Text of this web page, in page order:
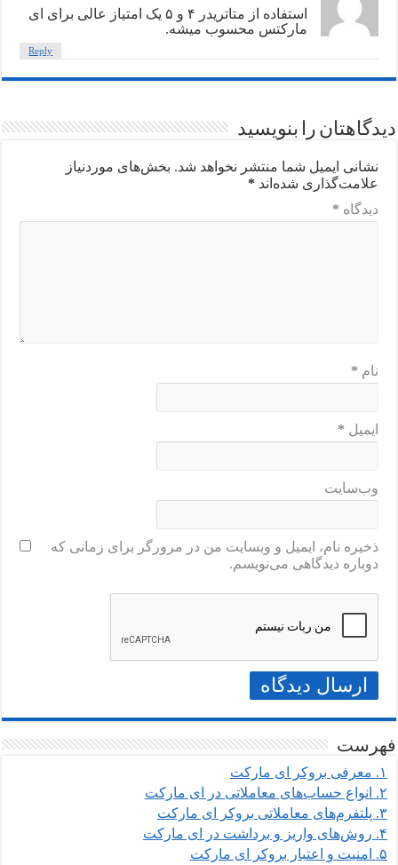
استفاده از متاتریدر ۴ و ۵ یک امتیاز عالی برای ای
مارکتس محسوب میشه.
Reply
دیدگاهتان را بنویسید
نشانی ایمیل شما منتشر نخواهد شد. بخش‌های موردنیاز
علامت‌گذاری شده‌اند *
دیدگاه *
نام *
ایمیل *
وب‌سایت
ذخیره نام، ایمیل و وبسایت من در مرورگر برای زمانی که
دوباره دیدگاهی می‌نویسم.
فهرست
۱.
معرفی بروکر ای مارکت
۲.
انواع حساب‌های معاملاتی در ای مارکت
۳. پلتفرم‌های معاملاتی بروکر ای مارکت
۴. روش‌های واریز و برداشت در ای مارکت
۵.
امنیت و اعتبار بروکر ای مارکت